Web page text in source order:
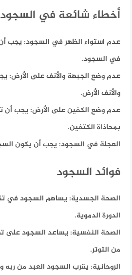
أخطاء شائعة في السجود
عدم استواء الظهر في السجود: يجب
في السجود.
عدم وضع الجبهة والأنف على الأرض:
والأنف الأرض.
عدم وضع الكفين على الأرض: يجب أن
بمحاذاة الكتفين.
العجلة في السجود: يجب أن يكون
فوائد السجود
الصحة الجسدية: يساهم السجود في
الدورة الدموية.
الصحة النفسية: يساعد السجود على
من التوتر.
الروحانية: يقرب السجود العبد من ربه